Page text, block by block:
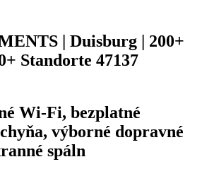
| Duisburg | 200+
Standorte 47137
Wi-Fi, bezplatné
výborné dopravné
spáln